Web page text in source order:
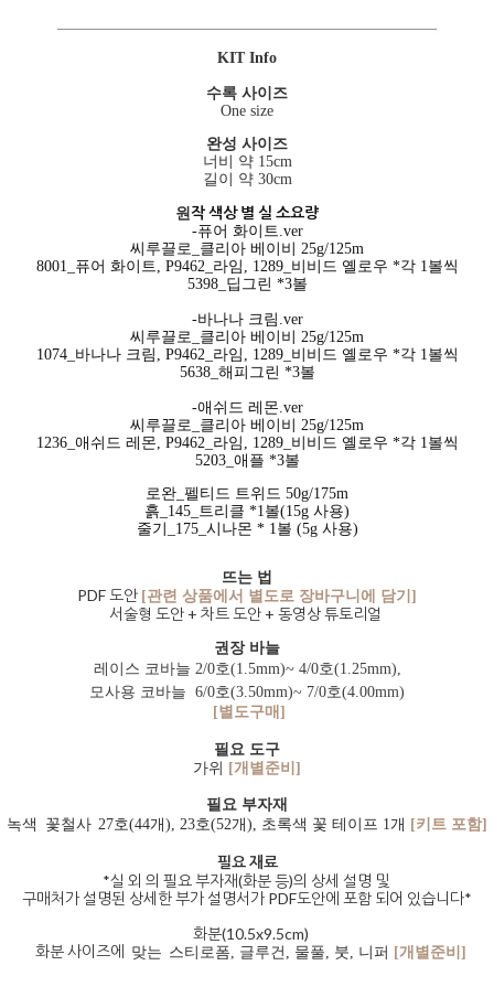
KIT Info
수록 사이즈
One size
완성 사이즈
너비 약 15cm
길이 약 30cm
원 작 색상 별 실 소요량
-퓨어 화이트.ver
씨루끌로_클리아 베이비 25g/125m
8001_퓨어 화이트, P9462_라임, 1289_비비드 옐로우 *각 1볼씩
5398_딥그린 *3볼
-바나나 크림.ver
씨루끌로_클리아 베이비 25g/125m
1074_바나나 크림, P9462_라임, 1289_비비드 옐로우 *각 1볼씩
5638_해피그린 *3볼
-애쉬드 레몬.ver
씨루끌로_클리아 베이비 25g/125m
1236_애쉬드 레몬, P9462_라임, 1289_비비드 옐로우 *각 1볼씩
5203_애플 *3볼
로완_펠티드 트위드 50g/175m
흙_145_트리클 *1볼(15g 사용)
줄기_175_시나몬 * 1볼 (5g 사용)
뜨는 법
PDF 도안 [관련 상품에서 별도로 장바구니에 담기]
서술형 도안 + 차트 도안 + 동영상 튜토리얼
권장 바늘
레이스 코바늘 2/0호(1.5mm)~ 4/0호(1.25mm),
모사용 코바늘 6/0호(3.50mm)~ 7/0호(4.00mm)
[별도구매]
필요 도구
가위
[개별준비]
필요 부자재
녹색
꽃철사 27호(44개), 23호(52개), 초록색 꽃 테이프 1개 [키트 포함]
필요 재료
*실 외 의 필요 부자재(화분 등)의 상세 설명 및
구매처가 설명된 상세한 부가 설명서가 PDF도안에 포함 되어 있습니다*
화분(10.5x9.5cm)
화분 사이즈에 맞는 스티로폼 글루건, 물풀, 붓, 니퍼 [개별준비]